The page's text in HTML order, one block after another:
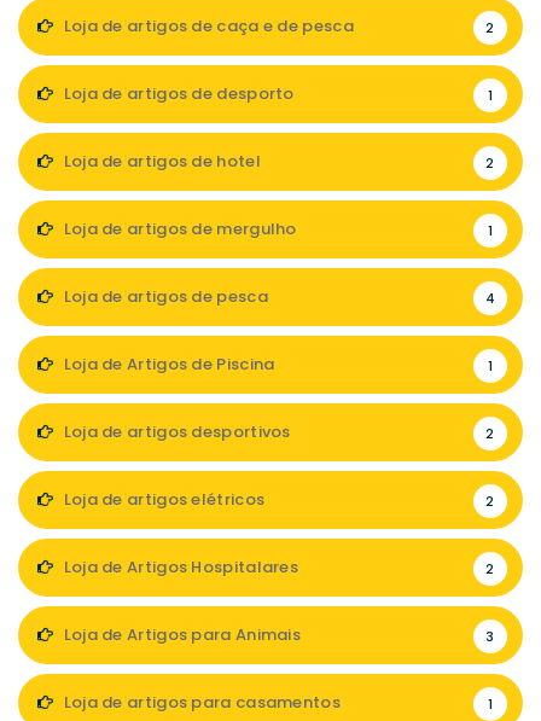
Loja de artigos de caça e de pesca 2
Loja de artigos de desporto 1
Loja de artigos de hotel 2
Loja de artigos de mergulho 1
Loja de artigos de pesca 4
Loja de Artigos de Piscina 1
Loja de artigos desportivos 2
Loja de artigos elétricos 2
Loja de Artigos Hospitalares 2
Loja de Artigos para Animais 3
Loja de artigos para casamentos 1